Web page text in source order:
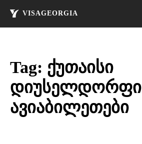
VISAGEORGIA
Tag: ქუთაისი
დიუსელდორფი
ავიაბილეთები